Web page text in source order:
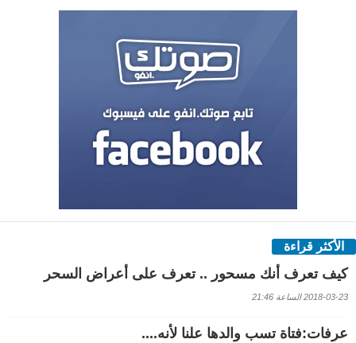
الأكثر قراءة
كيف تعرف أنك مسحور .. تعرف على أعراض السحر
2018-03-23 الساعة 21:46
عرفات:فتاة تسب والدها علنا لأنه....